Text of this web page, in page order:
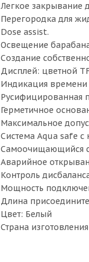
Легкое закрывание
Перегородка для
Dose assist.
Освещение
Создание
Дисплей: цветной
Индикация
Русифицированная
Герметичное
Максимальное
Система Aqua safe
Самоочищающийся
Аварийное
Контроль
Мощность
Длина
Цвет: Белый
Страна